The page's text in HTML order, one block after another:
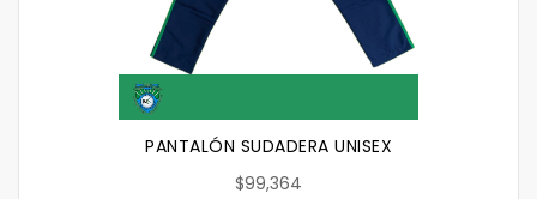
PANTALÓN SUDADERA UNISEX
$99,364